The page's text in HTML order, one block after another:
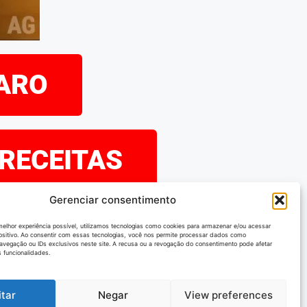
Gerenciar consentimento
experiência possível, utilizamos tecnologias como cookies para armazenar e/ou acessar
Ao consentir com essas tecnologias, você nos permite processar dados como
ou IDs exclusivos neste site. A recusa ou a revogação do consentimento pode afetar
funcionalidades.
Negar View preferences
que tenha
as nossas